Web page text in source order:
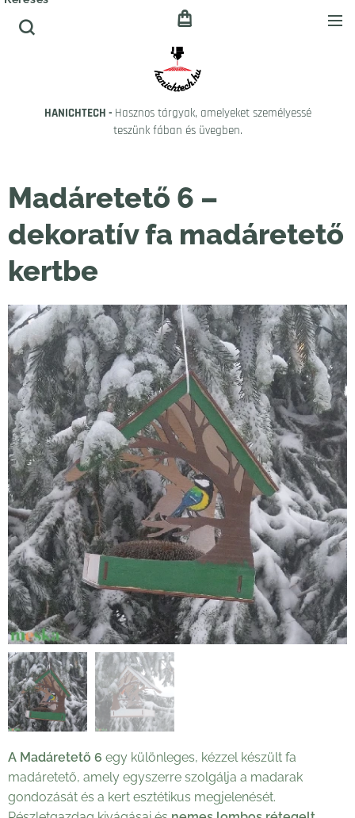
HANICHTECH - Hasznos tárgyak, amelyeket személyessé
teszünk fában és üvegben.
Madáretető 6 –
dekoratív fa madáretető
kertbe
A Madáretető 6 egy különleges, kézzel készült fa
madáretető, amely egyszerre szolgálja a madarak
gondozását és a kert esztétikus megjelenését.